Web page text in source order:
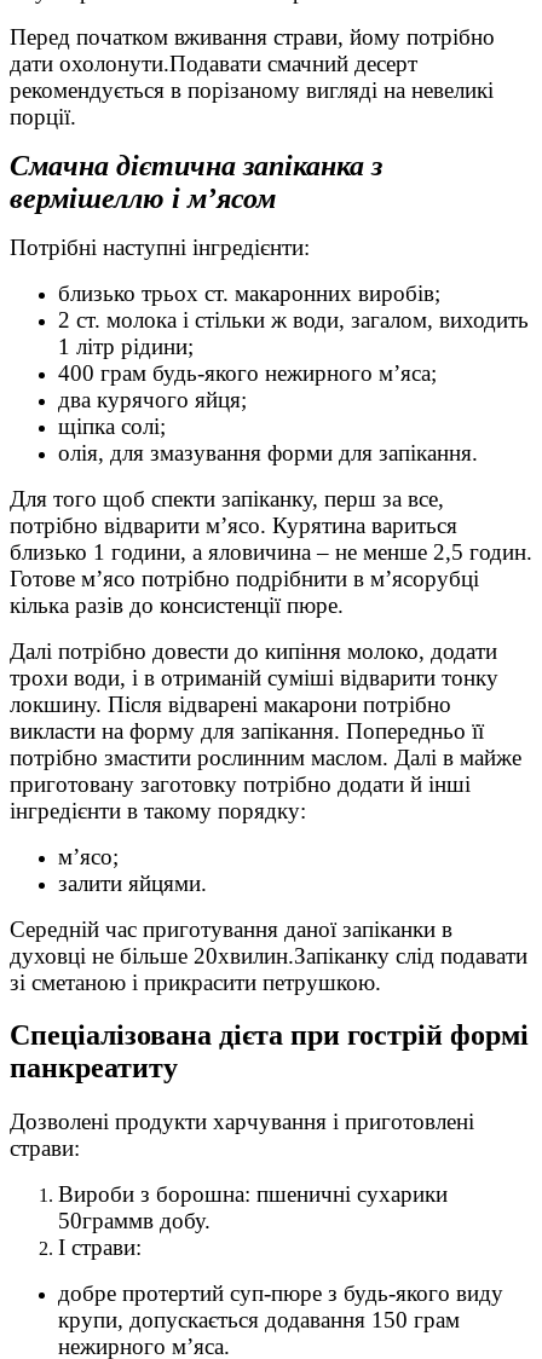
Перед початком вживання страви, йому потрібно
дати охолонути.Подавати смачний десерт
рекомендується в порізаному вигляді на невеликі
порції.
Смачна дієтична запіканка з
вермішеллю і м’ясом
Потрібні наступні інгредієнти:
близько трьох ст. макаронних виробів;
2 ст. молока і стільки ж води, загалом, виходить
1 літр рідини;
400 грам будь-якого нежирного м’яса;
два курячого яйця;
щіпка солі;
олія, для змазування форми для запікання.
Для того щоб спекти запіканку, перш за все,
потрібно відварити м’ясо. Курятина вариться
близько 1 години, а яловичина – не менше 2,5 годин.
Готове м’ясо потрібно подрібнити в м’ясорубці
кілька разів до консистенції пюре.
Далі потрібно довести до кипіння молоко, додати
трохи води, і в отриманій суміші відварити тонку
локшину. Після відварені макарони потрібно
викласти на форму для запікання. Попередньо її
потрібно змастити рослинним маслом. Далі в майже
приготовану заготовку потрібно додати й інші
інгредієнти в такому порядку:
м’ясо;
залити яйцями.
Середній час приготування даної запіканки в
духовці не більше 20хвилин.Запіканку слід подавати
зі сметаною і прикрасити петрушкою.
Спеціалізована дієта при гострій формі
панкреатиту
Дозволені продукти харчування і приготовлені
страви:
Вироби з борошна: пшеничні сухарики
50граммв добу.
I страви:
добре протертий суп-пюре з будь-якого виду
крупи, допускається додавання 150 грам
нежирного м’яса.